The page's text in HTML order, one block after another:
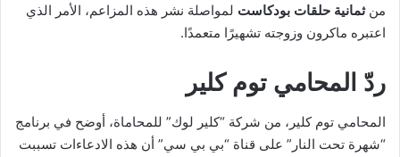
منثمانية حلقات بودكاست لمواصلة نشر هذه المزاعم، الأمر الذي
اعتبره ماكرون وزوجته تشهيرًا متعمدًا.
ردّ المحامي توم كلير
المحامي توم كلير، من شركة “كلير لوك” للمحاماة، أوضح في برنامج
“شهرة تحت النار” على قناة “بي بي سي” أن هذه الادعاءات تسببت